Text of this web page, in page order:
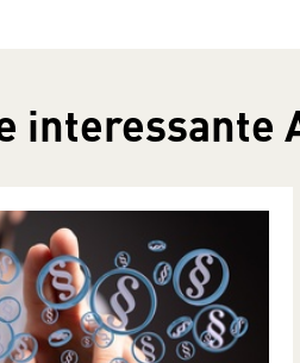
interessante